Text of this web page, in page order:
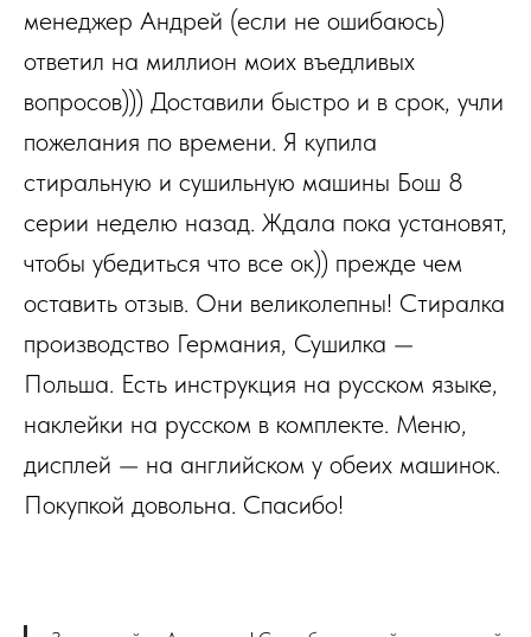
менеджер Андрей (если не ошибаюсь)
ответил на миллион моих въедливых
вопросов))) Доставили быстро и в срок, учли
пожелания по времени. Я купила
стиральную и сушильную машины Бош 8
серии неделю назад. Ждала пока установят,
чтобы убедиться что все ок)) прежде чем
оставить отзыв. Они великолепны! Стиралка
производство Германия, Сушилка —
Польша. Есть инструкция на русском языке,
наклейки на русском в комплекте. Меню,
дисплей — на английском у обеих машинок.
Покупкой довольна. Спасибо!